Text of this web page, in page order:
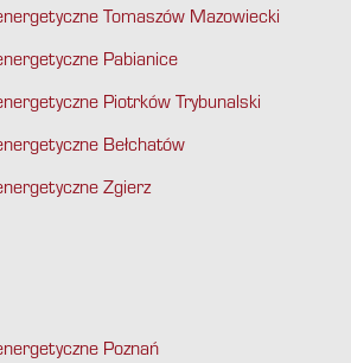
Tomaszów Mazowiecki
Pabianice
Piotrków Trybunalski
Bełchatów
Zgierz
Poznań